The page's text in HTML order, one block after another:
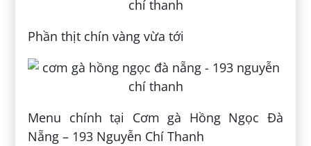
Phần thịt chín vàng vừa tới
Menu chính tại ​Cơm gà Hồng Ngọc Đà
Nẵng – 193 Nguyễn Chí Thanh